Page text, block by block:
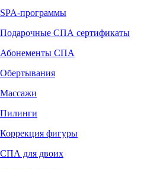
SPA-программы
Подарочные СПА сертификаты
Абонементы СПА
Обертывания
Массажи
Пилинги
Коррекция фигуры
СПА для двоих